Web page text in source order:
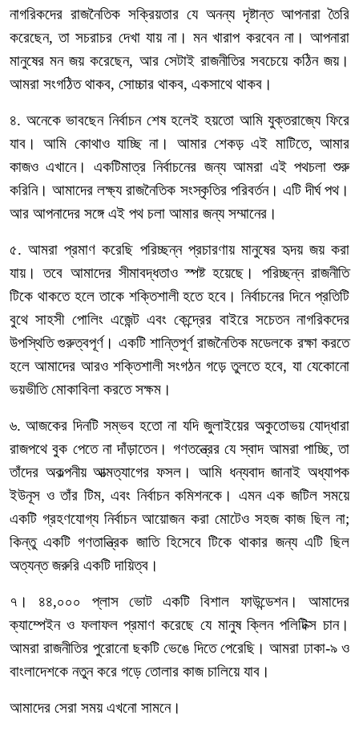
নাগরিকদের রাজনৈতিক সক্রিয়তার যে অনন্য দৃষ্টান্ত আপনারা তৈরি
করেছেন,তা সচরাচর দেখা যায় না। মন খারাপ করবেন না। আপনারা
মানুষের মন জয় করেছেন, আর সেটাই রাজনীতির সবচেয়ে কঠিন জয়।
আমরা সংগঠিত থাকব, সোচ্চার থাকব, একসাথে থাকব।
৪. অনেকে ভাবছেন নির্বাচন শেষ হলেই হয়তো আমি যুক্তরাজ্যে ফিরে
যাব।
আমি কোথাও যাচ্ছি না। আমার শেকড় এই মাটিতে,আমার
কাজও এখানে। একটিমাত্র নির্বাচনের জন্য আমরা এই পথচলা শুরু
করিনি। আমাদের লক্ষ্য রাজনৈতিক সংস্কৃতির পরিবর্তন। এটি দীর্ঘ পথ।
আর আপনাদের সঙ্গে এই পথ চলা আমার জন্য সম্মানের।
৫.আমরা প্রমাণ করেছি পরিচ্ছন্ন প্রচারণায় মানুষের হৃদয় জয় করা
যায়।
তবে আমাদের সীমাবদ্ধতাও স্পষ্ট হয়েছে। পরিচ্ছন্ন রাজনীতি
টিকে থাকতে হলে তাকে শক্তিশালী হতে হবে। নির্বাচনের দিনে প্রতিটি
বুথে সাহসী পোলিং এজেন্ট এবং কেন্দ্রের বাইরে সচেতন নাগরিকদের
উপস্থিতি গুরুত্বপূর্ণ। একটি শান্তিপূর্ণ রাজনৈতিক মডেলকে রক্ষা করতে
হলে আমাদের আরও শক্তিশালী সংগঠন গড়ে তুলতে হবে, যা যেকোনো
ভয়ভীতি মোকাবিলা করতে সক্ষম।
৬.আজকের দিনটি সম্ভব হতো না যদি জুলাইয়ের অকুতোভয় যোদ্ধারা
রাজপথে বুক পেতে না দাঁড়াতেন। গণতন্ত্রের যে স্বাদ আমরা পাচ্ছি,তা
তাঁদের অকল্পনীয় আত্মত্যাগের ফসল। আমি ধন্যবাদ জানাই অধ্যাপক
ইউনূস ও তাঁর টিম, এবং নির্বাচন কমিশনকে। এমন এক জটিল সময়ে
একটি গ্রহণযোগ্য নির্বাচন আয়োজন করা মোটেও সহজ কাজ ছিল না;
কিন্তু একটি গণতান্ত্রিক জাতি হিসেবে টিকে থাকার জন্য এটি ছিল
অত্যন্ত জরুরি একটি দায়িত্ব।
৭। ৪৪,০০০ প্লাস ভোট একটি বিশাল ফাউন্ডেশন।
আমাদের
ক্যাম্পেইন ও ফলাফল প্রমাণ করেছে যে মানুষ ক্লিন পলিটিক্স চান।
আমরা রাজনীতির পুরোনো ছকটি ভেঙে দিতে পেরেছি। আমরা ঢাকা-৯ ও
বাংলাদেশকে নতুন করে গড়ে তোলার কাজ চালিয়ে যাব।
আমাদের সেরা সময় এখনো সামনে।